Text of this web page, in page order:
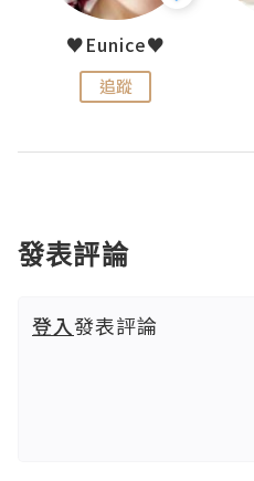
♥Eunice♥
追蹤
發表評論
登入發表評論